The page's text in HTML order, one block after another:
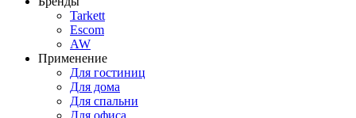
Tarkett
Escom
AW
Применение
Для гостиниц
Для дома
Для спальни
Для офиса